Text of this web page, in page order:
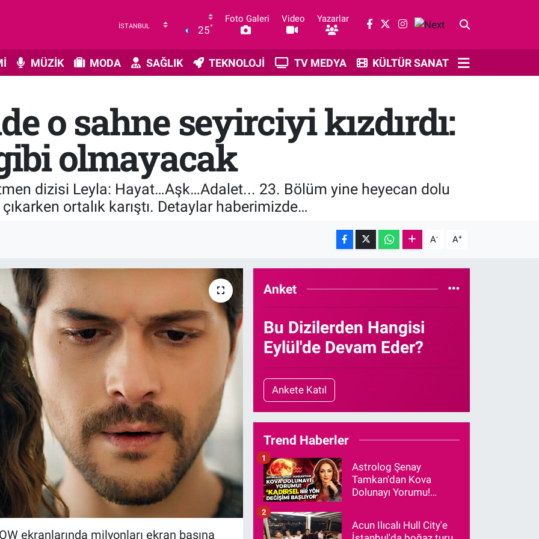
25°
Foto Galeri Video Yazarlar
MÜZİK MODA SAĞLIK TEKNOLOJİ TV MEDYA KÜLTÜR SANAT
o sahne seyirciyi kızdırdı:
olmayacak
dizisi Leyla: Hayat…Aşk…Adalet... 23. Bölüm yine heyecan dolu
ortalık karıştı. Detaylar haberimizde…
A- A+
ekranlarında milyonları ekran başına
Anket
Bu Dizilerden Hangisi
Eylül'de Devam Eder?
Ankete Katıl
Trend Haberler
Astrolog Şenay
Tamkan'dan Kova
Dolunayı Yorumu!
1
Acun Ilıcalı Hull City'e
2